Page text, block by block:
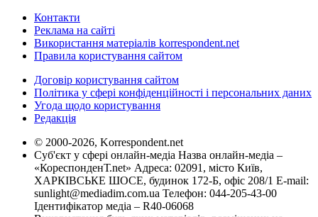
Контакти
Реклама на сайті
Використання матеріалів korrespondent.net
Правила користування сайтом
Договір користування сайтом
Політика у сфері конфіденційності і персональних даних
Угода щодо користування
Редакція
© 2000-2026, Korrespondent.net
Суб'єкт у сфері онлайн-медіа Назва онлайн-медіа –
«КореспонденТ.net» Адреса: 02091, місто Київ,
ХАРКІВСЬКЕ ШОСЕ, будинок 172-Б, офіс 208/1 E-mail:
sunlight@mediadim.com.ua Телефон: 044-205-43-00
Ідентифікатор медіа – R40-06068